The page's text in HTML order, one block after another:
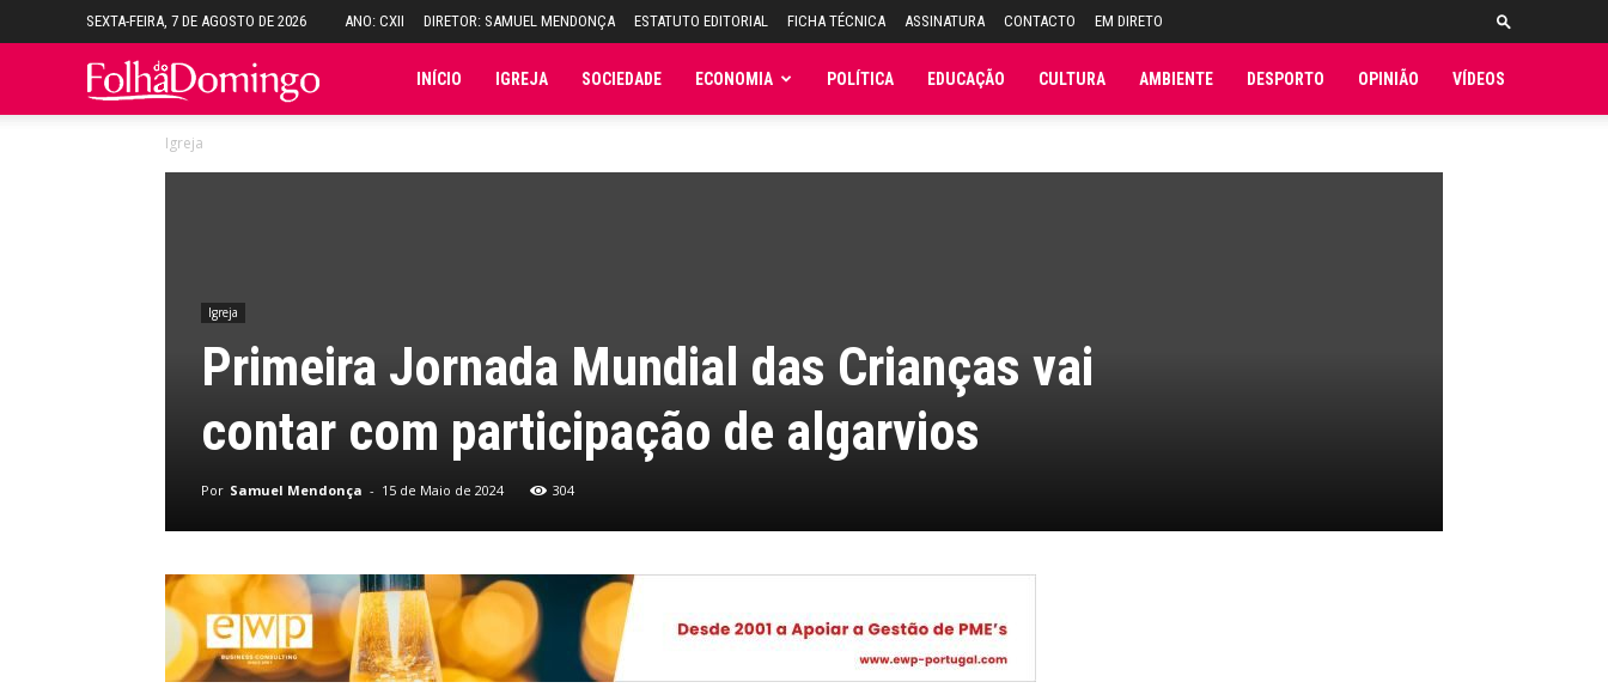
SEXTA-FEIRA, 7 DE AGOSTO DE 2026 ANO: CXII DIRETOR: SAMUEL MENDONÇA ESTATUTO EDITORIAL FICHA TÉCNICA ASSINATURA CONTACTO EM DIRETO
Folha INÍCIO IGREJA SOCIEDADE ECONOMIA POLÍTICA EDUCAÇÃO CULTURA AMBIENTE DESPORTO OPINIÃO VÍDEOS
Igreja
Igreja
Primeira Jornada Mundial das Crianças vai
contar com participação de algarvios
Por Samuel Mendonça - 15 de Maio de 2024 304